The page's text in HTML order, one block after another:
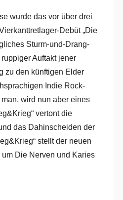
wurde das vor über drei
Debüt „Die
Sturm-und-Drang-
Auftakt jener
zu den künftigen Elder
Indie Rock-
wird nun aber eines
vertont die
das Dahinscheiden der
stellt der neuen
Die Nerven und Karies